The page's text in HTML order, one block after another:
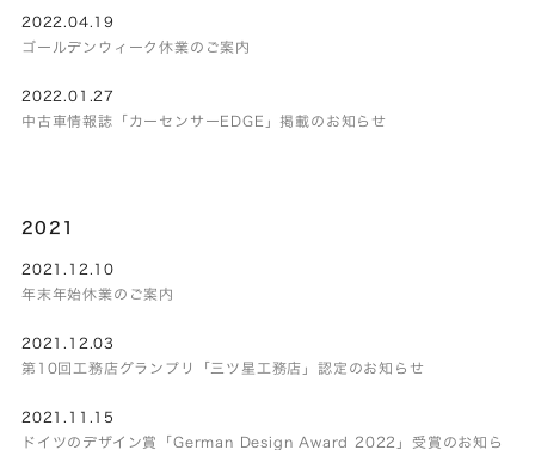
2022.04.19
ゴールデンウィーク休業のご案内
2022.01.27
中古車情報誌「カーセンサーEDGE」掲載のお知らせ
2021
2021.12.10
年末年始休業のご案内
2021.12.03
第10回工務店グランプリ「三ツ星工務店」認定のお知らせ
2021.11.15
ドイツのデザイン賞「German Design Award 2022」受賞のお知ら